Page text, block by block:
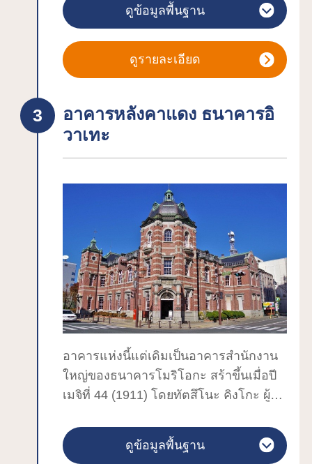
แคว้นโอชูให้แก่ผู้คนในยุคปัจจุบันอีกด้วย
ซากุระในฤดูใบไม้ผลิ ใบไม้เขียวชอุ่มในฤดู
ร้อน ใบไม้เปลี่ยนสีในฤดูใบไม้ร่วง และ
หิมะในฤดูหนาว ทิวทัศน์ในแต่ละฤดูกาลที่
ธรรมชาติก็มีเสน่ห์น่าหลงใหลเช่นกัน
การใช้บริการรถบัสนำเที่ยวหรือจักรยาน
เช่าจะสะดวกในการตระเวนเที่ยวฮิระอิซุมิ
JR ฮิระอิซุมิ โดยหนึ่งรอบจะใช้เวลา
ประมาณ 20 นาทีในการวนตามสถานที่
ท่องเที่ยวหลักๆ เช่น วัดจูซนจิและวัดโมซือ
จิ ส่วนจักรยานเช่า “รินริน” มีบริการให้เช่า
อยู่ภายในระยะเดินจากสถานี JR ฮิระอิซุมิ
โปรดสอบถามกับศูนย์แนะนำข้อมูลท่อง
เที่ยวของสถานี
เทศกาลซากุระ” ในฤดูใบไม้ผลิจะมีคนมา
กันอย่างคับคั่ง ซากุระที่เปล่งประกายจาก
แสงของโคมไฟในช่วงกลางคืนก็จะมาช่วย
สะกดผู้คนให้หลงใหลด้วย เดือนพฤษภาคม
มีดอกไฮเดรนเยียมาแต่งแต้มสีสันสวยงาม
ให้บริเวณบ่อน้ำสึรุกะ ในฤดูใบไม้ร่วงจะมี
ใบเมเปิ้ลและใบแปะก๊วยเปลี่ยนสีมาช่วย
หลัง “โมริโอกะยูกิอาคาริ” ในฤดูหนาวจะมี
กระท่อมหิมะจิ๋วจุดไฟสว่างมารังสรรค์ให้
ภายในสวนมีความมหัศจรรย์ ที่นี่เป็นสวน
อันเต็มไปด้วยเสน่ห์ที่ทิวทัศน์จะแปรเปลี่ยน
ไปตามฤดูกาลทั้งสี่
ปราสาทโมริโอกะเริ่มสร้างในปี 1597 และ
เรียกกันว่าปราสาทโคซุคาตะ เป็นปราสาท
สำหรับอยู่อาศัยของผู้ครองแคว้นแต่ตัว
ปราสาทพังไปเกือบหมดในปี 1874 แต่
กำแพงหินยังคงอยู่ในสภาพสวยงามและมี
การปรับปรุงขึ้นมาใหม่ให้เป็นสวนในปี
ปัจจุบันคุ้นเคยกันในชื่อ “สวนซากปราสาท
โมริโอกะ” และเป็นสถานที่พักผ่อนหย่อน
ดูข้อมูลพื้นฐาน
ดูรายละเอียด
อาคารหลังคาแดง ธนาคารอิ
วาเทะ
อาคารแห่งนี้แต่เดิมเป็นอาคารสำนักงาน
ใหญ่ของธนาคารโมริโอกะ สร้าขึ้นเมื่อปี
เมจิที่ 44 (1911) โดยทัตสึโนะ คิงโกะ ผู้
มันจิ ถือเป็นสมบัติทางวัฒนธรรมของชาติ
ภายในอาคารแบ่งออกเป็นสองส่วน ได้แก่
ดูข้อมูลพื้นฐาน